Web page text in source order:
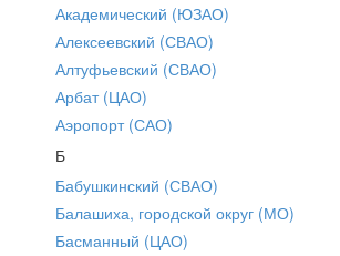
Академический (ЮЗАО)
Алексеевский (СВАО)
Алтуфьевский (СВАО)
Арбат (ЦАО)
Аэропорт (САО)
Б
Бабушкинский (СВАО)
Балашиха, городской округ (МО)
Басманный (ЦАО)